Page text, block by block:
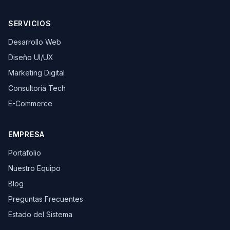
SERVICIOS
Desarrollo Web
Diseño UI/UX
Marketing Digital
Consultoría Tech
E-Commerce
EMPRESA
Portafolio
Nuestro Equipo
Blog
Preguntas Frecuentes
Estado del Sistema